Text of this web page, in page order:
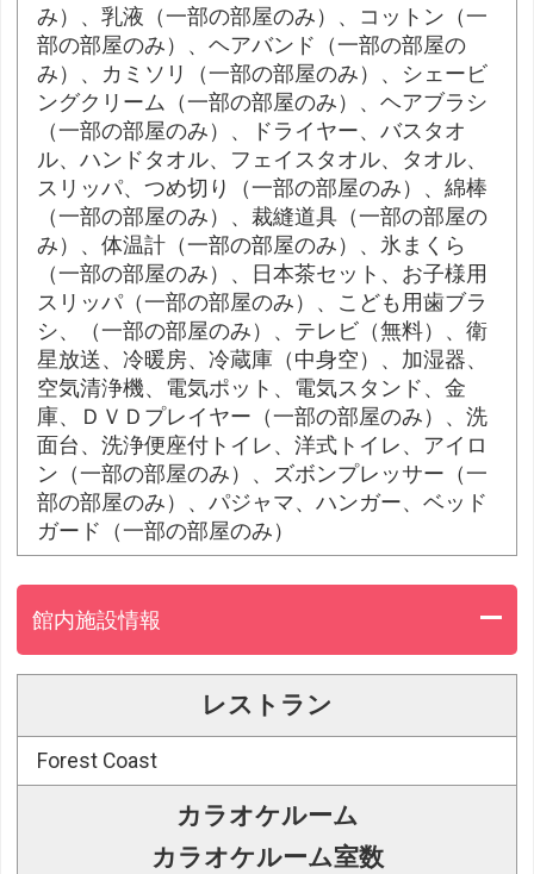
み）、乳液（一部の部屋のみ）、コットン（一
部の部屋のみ）、ヘアバンド（一部の部屋の
み）、カミソリ（一部の部屋のみ）、シェービ
ングクリーム（一部の部屋のみ）、ヘアブラシ
（一部の部屋のみ）、ドライヤー、バスタオ
ル、ハンドタオル、フェイスタオル、タオル、
スリッパ、つめ切り（一部の部屋のみ）、綿棒
（一部の部屋のみ）、裁縫道具（一部の部屋の
み）、体温計（一部の部屋のみ）、氷まくら
（一部の部屋のみ）、日本茶セット、お子様用
スリッパ（一部の部屋のみ）、こども用歯ブラ
シ、（一部の部屋のみ）、テレビ（無料）、衛
星放送、冷暖房、冷蔵庫（中身空）、加湿器、
空気清浄機、電気ポット、電気スタンド、金
庫、ＤＶＤプレイヤー（一部の部屋のみ）、洗
面台、洗浄便座付トイレ、洋式トイレ、アイロ
ン（一部の部屋のみ）、ズボンプレッサー（一
部の部屋のみ）、パジャマ、ハンガー、ベッド
ガード（一部の部屋のみ）
館内施設情報
レストラン
Forest Coast
カラオケルーム
カラオケルーム室数